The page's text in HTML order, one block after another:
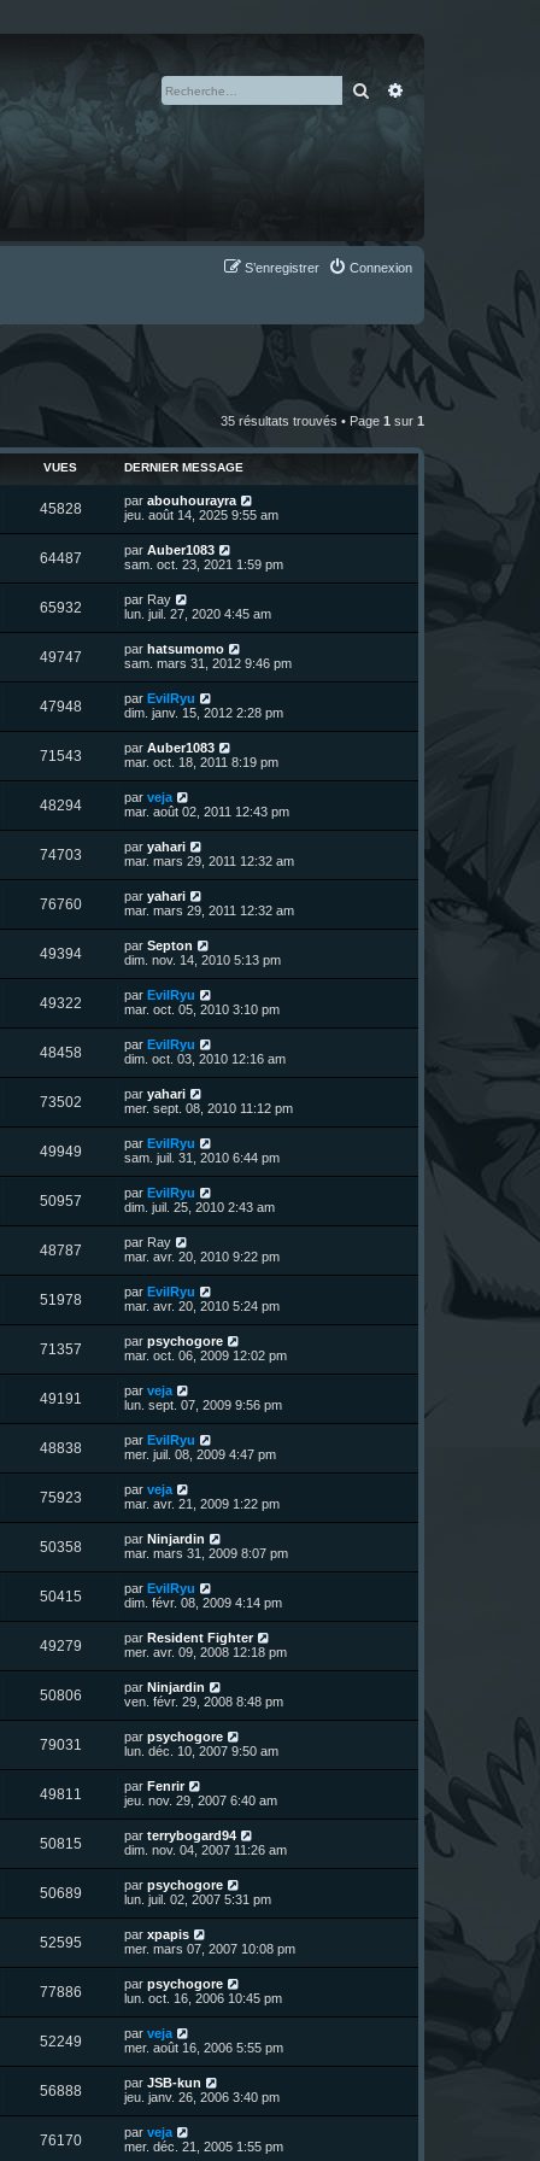
Rechercher
Connexion
S’enregistrer
35 résultats trouvés • Page 1 sur 1
VUES DERNIER MESSAGE
45828V
u
s
D
e
i
e
r
m
e
s
s
a
g
e
par abouhourayra
jeu. août 14, 2025 9:55 am
64487V
u
s
D
e
i
e
r
m
e
s
s
a
g
e
par Auber1083
sam. oct. 23, 2021 1:59 pm
65932V
u
s
D
e
i
e
r
m
e
s
s
a
g
e
par Ray
lun. juil. 27, 2020 4:45 am
49747V
u
s
D
e
i
e
r
m
e
s
s
a
g
e
par hatsumomo
sam. mars 31, 2012 9:46 pm
47948V
u
s
D
e
i
e
r
m
e
s
s
a
g
e
par EvilRyu
dim. janv. 15, 2012 2:28 pm
71543V
u
s
D
e
i
e
r
m
e
s
s
a
g
e
par Auber1083
mar. oct. 18, 2011 8:19 pm
48294V
u
s
D
e
i
e
r
m
e
s
s
a
g
e
par veja
mar. août 02, 2011 12:43 pm
74703V
u
s
D
e
i
e
r
m
e
s
s
a
g
e
par yahari
mar. mars 29, 2011 12:32 am
76760V
u
s
D
e
i
e
r
m
e
s
s
a
g
e
par yahari
mar. mars 29, 2011 12:32 am
49394V
u
s
D
e
i
e
r
m
e
s
s
a
g
e
par Septon
dim. nov. 14, 2010 5:13 pm
49322V
u
s
D
e
i
e
r
m
e
s
s
a
g
e
par EvilRyu
mar. oct. 05, 2010 3:10 pm
48458V
u
s
D
e
i
e
r
m
e
s
s
a
g
e
par EvilRyu
dim. oct. 03, 2010 12:16 am
73502V
u
s
D
e
i
e
r
m
e
s
s
a
g
e
par yahari
mer. sept. 08, 2010 11:12 pm
49949V
u
s
D
e
i
e
r
m
e
s
s
a
g
e
par EvilRyu
sam. juil. 31, 2010 6:44 pm
50957V
u
s
D
e
i
e
r
m
e
s
s
a
g
e
par EvilRyu
dim. juil. 25, 2010 2:43 am
48787V
u
s
D
e
i
e
r
m
e
s
s
a
g
e
par Ray
mar. avr. 20, 2010 9:22 pm
51978V
u
D
e
i
e
r
m
e
s
s
a
g
e
par EvilRyu
mar. avr. 20, 2010 5:24 pm
71357V
u
s
D
e
i
e
r
m
e
s
s
a
g
e
par psychogore
mar. oct. 06, 2009 12:02 pm
49191
u
s
D
e
i
e
r
m
e
s
s
a
g
e
par veja
lun. sept. 07, 2009 9:56 pm
48838V
u
s
D
e
i
e
r
m
e
s
s
a
g
e
par EvilRyu
mer. juil. 08, 2009 4:47 pm
75923V
u
s
D
e
i
e
r
m
e
s
s
a
g
e
par veja
mar. avr. 21, 2009 1:22 pm
50358V
u
s
D
e
i
e
r
m
e
s
s
a
g
e
par Ninjardin
mar. mars 31, 2009 8:07 pm
50415V
u
s
D
e
i
e
r
m
e
s
s
a
g
e
par EvilRyu
dim. févr. 08, 2009 4:14 pm
49279V
u
D
e
i
e
r
m
e
s
s
a
g
e
par Resident Fighter
mer. avr. 09, 2008 12:18 pm
50806V
u
D
e
i
e
r
m
e
s
s
a
g
e
par Ninjardin
ven. févr. 29, 2008 8:48 pm
79031
u
s
D
e
i
e
r
m
e
s
s
a
g
e
par psychogore
lun. déc. 10, 2007 9:50 am
49811
u
s
D
e
i
e
r
m
e
s
s
a
g
e
par Fenrir
jeu. nov. 29, 2007 6:40 am
50815V
u
s
D
e
i
e
r
m
e
s
s
a
g
e
par terrybogard94
dim. nov. 04, 2007 11:26 am
50689V
u
s
D
e
i
e
r
m
e
s
s
a
g
e
par psychogore
lun. juil. 02, 2007 5:31 pm
52595V
u
s
D
e
i
e
r
m
e
s
s
a
g
e
par xpapis
mer. mars 07, 2007 10:08 pm
77886V
u
s
D
e
i
e
r
m
e
s
s
a
g
par psychogore
lun. oct. 16, 2006 10:45 pm
52249V
u
s
D
e
i
e
r
m
e
par veja
mer. août 16, 2006 5:55 pm
56888V
u
D
e
i
e
par JSB-kun
jeu. janv. 26, 2006 3:40 pm
76170V
D
e
par veja
mer. déc. 21, 2005 1:55 pm